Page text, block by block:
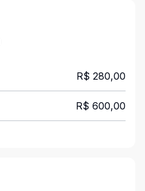
R$ 280,00
R$ 600,00